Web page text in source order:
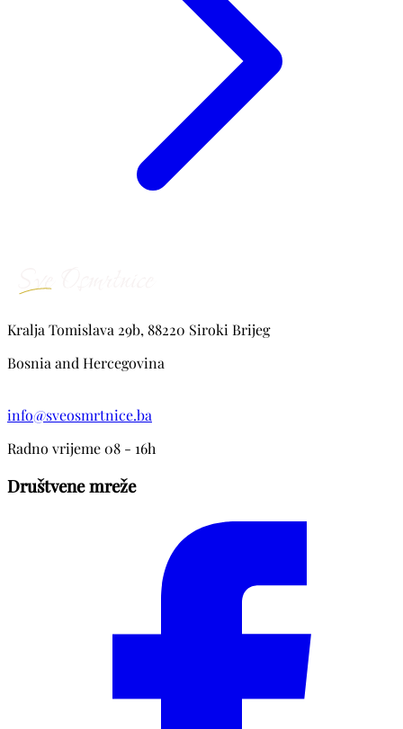
Kralja Tomislava 29b, 88220 Siroki Brijeg
Bosnia and Hercegovina
info@sveosmrtnice.ba
Radno vrijeme 08 - 16h
Društvene mreže